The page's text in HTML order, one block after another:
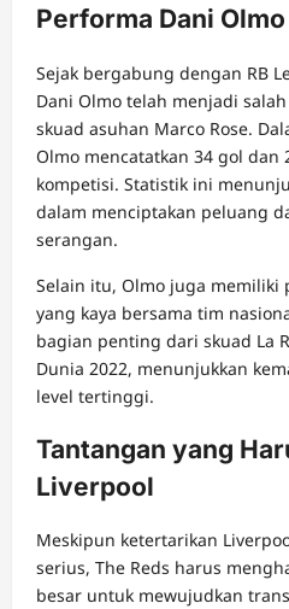
Performa Dani
Sejak bergabung dengan RB
Dani Olmo telah menjadi
skuad asuhan Marco Rose.
Olmo mencatatkan 34 gol dan
kompetisi. Statistik ini
dalam menciptakan peluang
serangan.
Selain itu, Olmo juga memiliki
yang kaya bersama tim
bagian penting dari skuad La
Dunia 2022, menunjukkan
level tertinggi.
Tantangan yang
Liverpool
Meskipun ketertarikan
serius, The Reds harus
besar untuk mewujudkan